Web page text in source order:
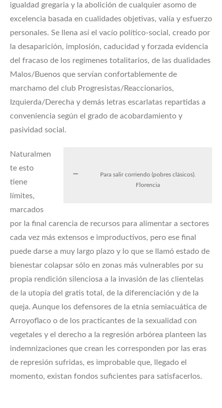
igualdad gregaria y la abolición de cualquier asomo de
excelencia basada en cualidades objetivas, valía y esfuerzo
personales. Se llena así el vacío político-social, creado por
la desaparición, implosión, caducidad y forzada evidencia
del fracaso de los regímenes totalitarios, de las dualidades
Malos/Buenos que servían confortablemente de
marchamo del club Progresistas/Reaccionarios,
Izquierda/Derecha y demás letras escarlatas repartidas a
conveniencia según el grado de acobardamiento y
pasividad social.
Para salir corriendo (pobres clásicos).
Florencia
Naturalmen
te esto
tiene
límites,
marcados
por la final carencia de recursos para alimentar a sectores
cada vez más extensos e improductivos, pero ese final
puede darse a muy largo plazo y lo que se llamó estado de
bienestar colapsar sólo en zonas más vulnerables por su
propia rendición silenciosa a la invasión de las clientelas
de la utopía del gratis total, de la diferenciación y de la
queja. Aunque los defensores de la etnia semiacuática de
Arroyoflaco o de los practicantes de la sexualidad con
vegetales y el derecho a la regresión arbórea planteen las
indemnizaciones que crean les corresponden por las eras
de represión sufridas, es improbable que, llegado el
momento, existan fondos suficientes para satisfacerlos.